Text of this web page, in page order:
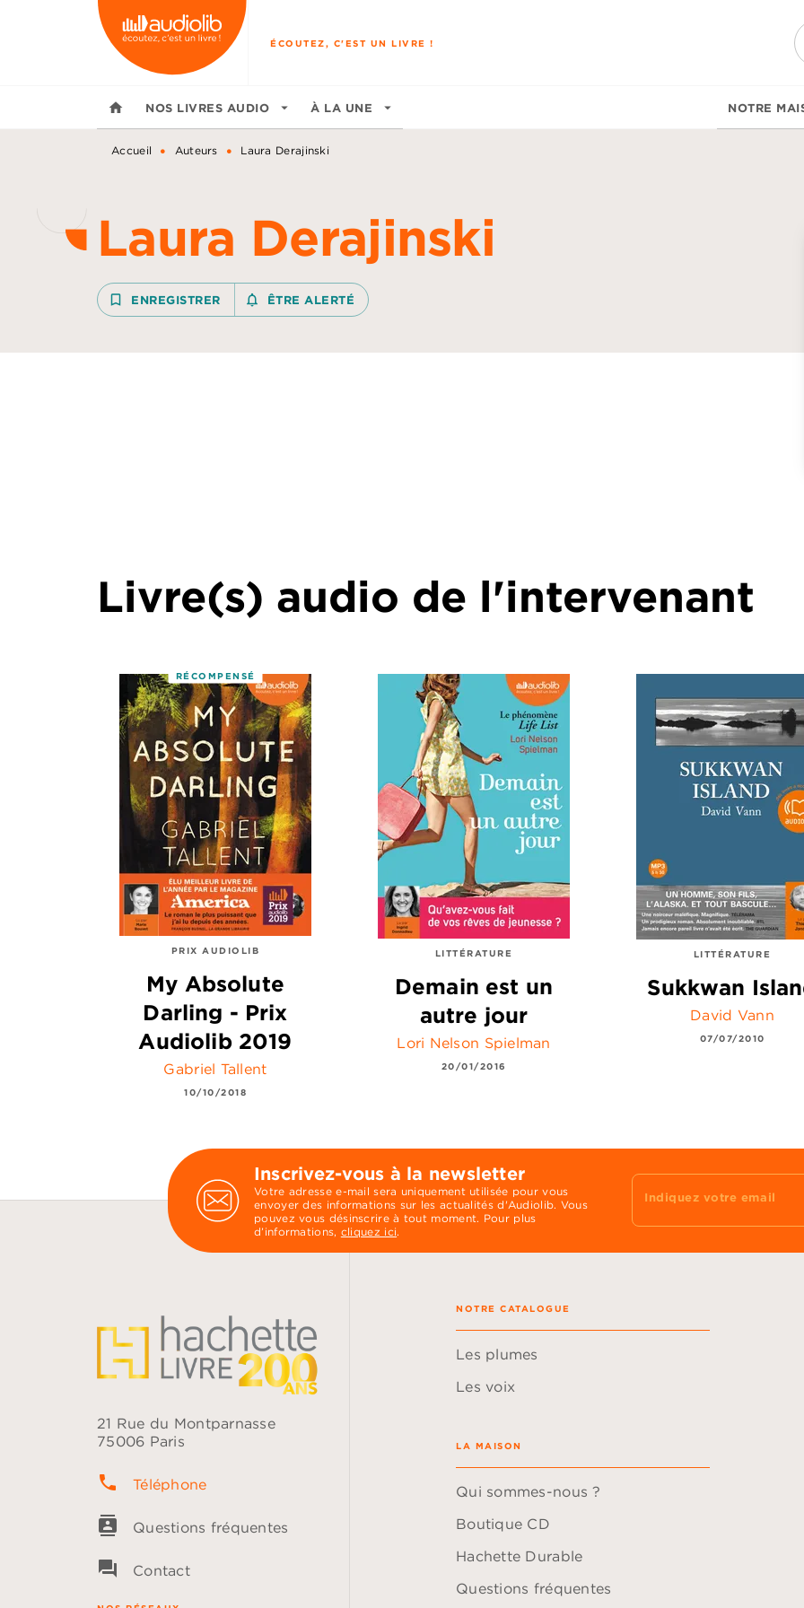
MENU RECHERCHE
ÉCOUTEZ, C'EST UN LIVRE !
home NOS LIVRES AUDIO arrow_drop_down À LA UNE arrow_drop_down NOTRE
Accueil • Auteurs • Laura Derajinski
Laura Derajinski
bookmark_border ENREGISTRER notifications_none_outlined
ÊTRE ALERTÉ
Livre(s) audio de l'intervenant
RÉCOMPENSÉ
PRIX AUDIOLIB
My Absolute
Darling - Prix
Audiolib 2019
Gabriel Tallent
10/10/2018
LITTÉRATURE
Demain est un
autre jour
Lori Nelson Spielman
20/01/2016
LITTÉRATURE
Sukkwan
David Vann
07/07/2010
Inscrivez-vous à la newsletter
Votre adresse e-mail sera uniquement utilisée pour vous
envoyer des informations sur les actualités d'Audiolib. Vous
pouvez vous désinscrire à tout moment. Pour plus
d’informations, cliquez ici.
Indiquez votre email
21 Rue du Montparnasse
75006 Paris
phone Téléphone
contacts Questions fréquentes
question_answer Contact
NOTRE CATALOGUE
Les plumes
Les voix
LA MAISON
Qui sommes-nous ?
Boutique CD
Hachette Durable
Questions fréquentes